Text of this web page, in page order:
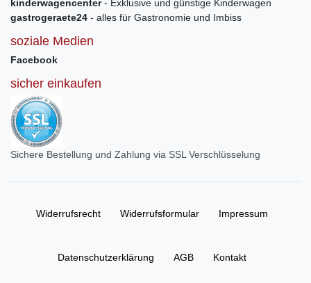
kinderwagencenter- Exklusive und günstige Kinderwagen
gastrogeraete24 - alles für Gastronomie und Imbiss
soziale Medien
Facebook
sicher einkaufen
Sichere Bestellung und Zahlung via SSL Verschlüsselung
Widerrufs­recht Widerrufs­formular Impressum
Daten­schutz­erklärung AGB Kontakt